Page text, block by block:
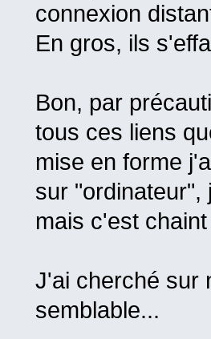
connexion
En gros, ils
Bon, par
tous ces liens
mise en forme
sur "ordinateur",
mais c'est
J'ai cherché sur
semblable...